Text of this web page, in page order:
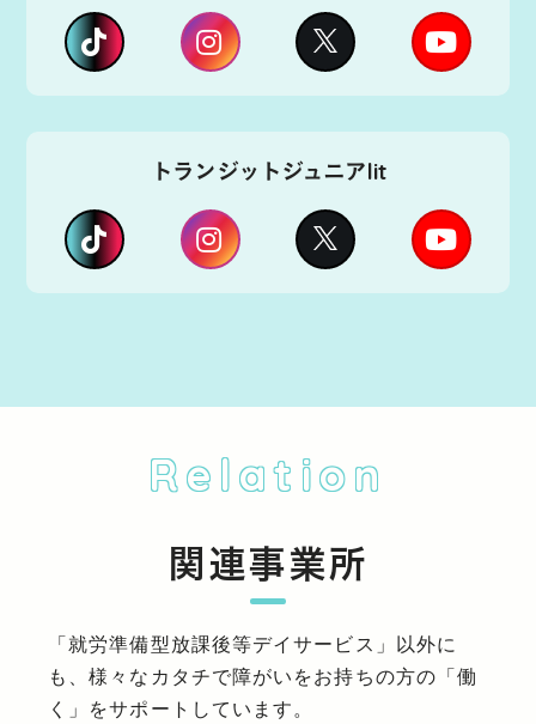
トランジットジュニアlit
Relation
関連事業所
「就労準備型放課後等デイサービス」以外に
も、様々なカタチで障がいをお持ちの方の「働
く」をサポートしています。